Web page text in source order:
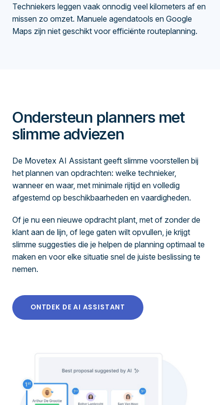
Techniekers leggen vaak onnodig veel kilometers af en
missen zo omzet. Manuele agendatools en Google
Maps zijn niet geschikt voor efficiënte routeplanning.
Ondersteun planners met
slimme adviezen
De Movetex AI Assistant geeft slimme voorstellen bij
het plannen van opdrachten: welke technieker,
wanneer en waar, met minimale rijtijd en volledig
afgestemd op beschikbaarheden en vaardigheden.
Of je nu een nieuwe opdracht plant, met of zonder de
klant aan de lijn, of lege gaten wilt opvullen, je krijgt
slimme suggesties die je helpen de planning optimaal te
maken en voor elke situatie snel de juiste beslissing te
nemen.
ONTDEK DE AI ASSISTANT